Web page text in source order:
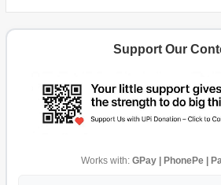
Support Our
Works with: GPay | PhonePe |